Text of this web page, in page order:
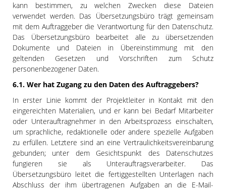
kann bestimmen, zu welchen Zwecken diese Dateien
verwendet werden. Das Übersetzungsbüro trägt gemeinsam
mit dem Auftraggeber die Verantwortung für den Datenschutz.
Das Übersetzungsbüro bearbeitet alle zu übersetzenden
Dokumente und Dateien in Übereinstimmung mit den
geltenden Gesetzen und Vorschriften zum Schutz
personenbezogener Daten.
6.1. Wer hat Zugang zu den Daten des Auftraggebers?
In erster Linie kommt der Projektleiter in Kontakt mit den
eingereichten Materialien, und er kann bei Bedarf Mitarbeiter
oder Unterauftragnehmer in den Arbeitsprozess einschalten,
um sprachliche, redaktionelle oder andere spezielle Aufgaben
zu erfüllen. Letztere sind an eine Vertraulichkeitsvereinbarung
gebunden; unter dem Gesichtspunkt des Datenschutzes
fungieren sie als Unterauftragsverarbeiter. Das
Übersetzungsbüro leitet die fertiggestellten Unterlagen nach
Abschluss der ihm übertragenen Aufgaben an die E-Mail-